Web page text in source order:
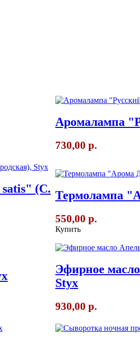
Аромалампа
730,00 р.
(С. Термолампа
550,00 р.
Купить
Эфирное
Styx
930,00 р.